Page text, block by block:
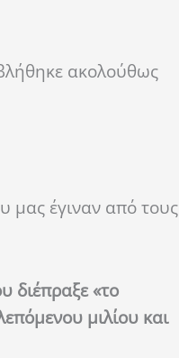
ακολούθως
μας έγιναν από τους
διέπραξε «το
μιλίου και